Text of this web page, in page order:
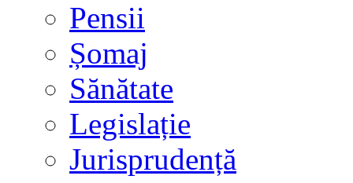
Pensii
Șomaj
Sănătate
Legislație
Jurisprudență